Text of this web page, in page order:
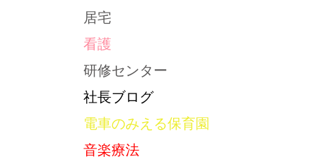
居宅
看護
研修センター
社長ブログ
電車のみえる保育園
音楽療法